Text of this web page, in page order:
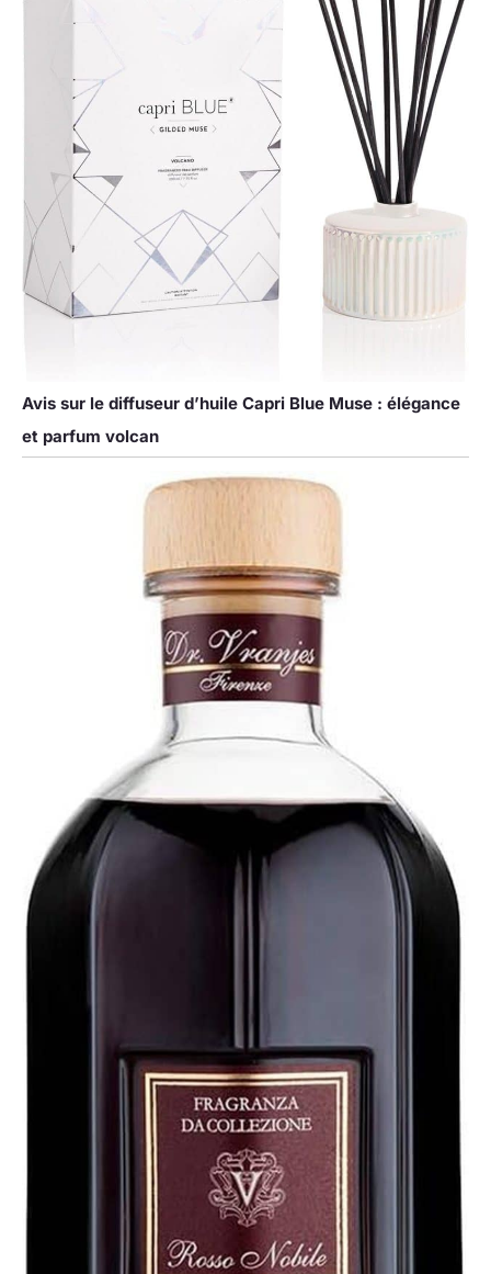
Avis sur le diffuseur d’huile Capri Blue Muse : élégance
et parfum volcan